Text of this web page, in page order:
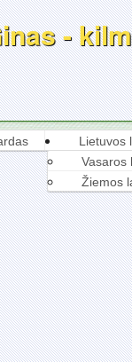
-
Lietuvos
Vasaros
Žiemos